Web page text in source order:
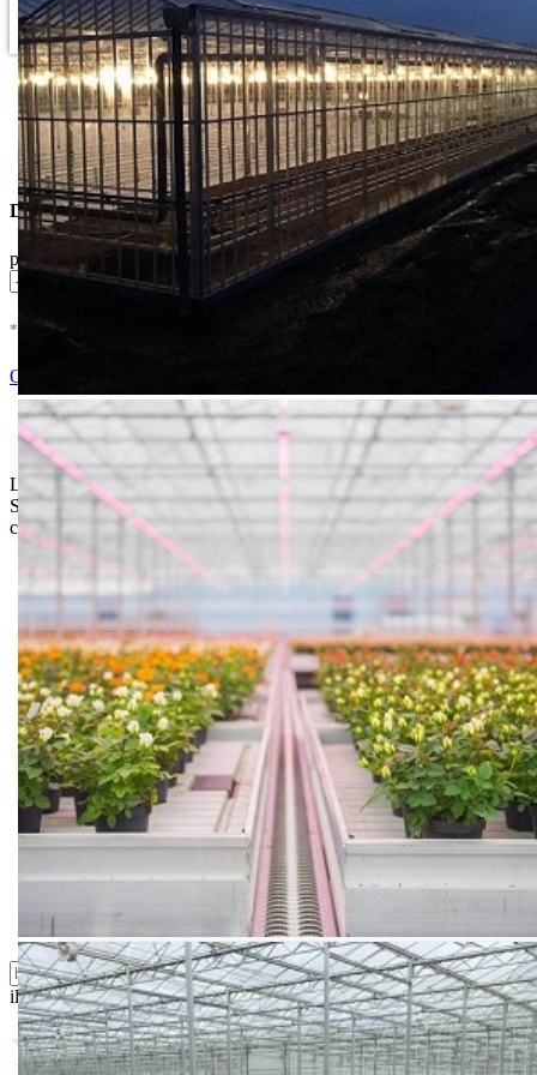
Dostupne Opcije
pakovanje
* U cenu je uracunat PDV *
Ocenite i napišite preporuku
Isporuka Info
Limit za porudžbinu je
500.00 dinara
za isporuku na teritoriji
Srbije. Za inostranstvo, molimo da nas kontaktirate za informacije o
ceni i mogućnostima isporuke.
Bio priča
Biostimulacija
Dezinfekcija
Feromoni i klopke
Folije i agrotekstili
Oprema i instrumenti
Semena povrća
Sredstva za ishranu biljaka
Sredstva za zaštitu biljaka
ili probajte naprednu:pretragu